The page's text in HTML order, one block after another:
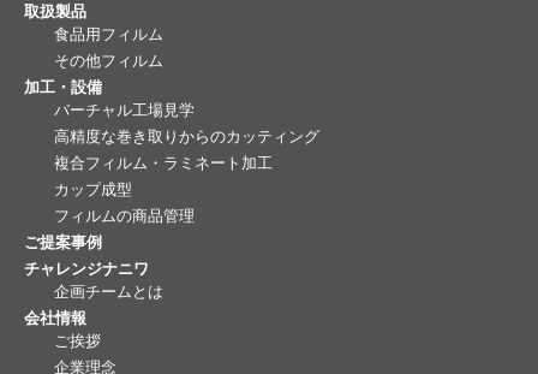
取扱製品
食品用フィルム
その他フィルム
加工・設備
バーチャル工場見学
高精度な巻き取りからのカッティング
複合フィルム・ラミネート加工
カップ成型
フィルムの商品管理
ご提案事例
チャレンジナニワ
企画チームとは
会社情報
ご挨拶
企業理念